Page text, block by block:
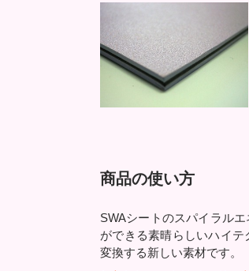
商品の使い方
SWAシートのスパイラル
ができる素晴らしいハイ
変換する新しい素材です。